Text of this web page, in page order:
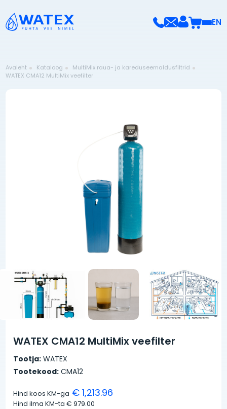
EN
Avaleht Kataloog
MultiMix raua- ja kareduseemaldusfiltrid
WATEX CMA12 MultiMix veefilter
WATEX CMA12 MultiMix veefilter
Tootja: WATEX
Tootekood: CMA12
Hind koos KM-ga € 1,213.96
Hind ilma KM-ta€ 979.00